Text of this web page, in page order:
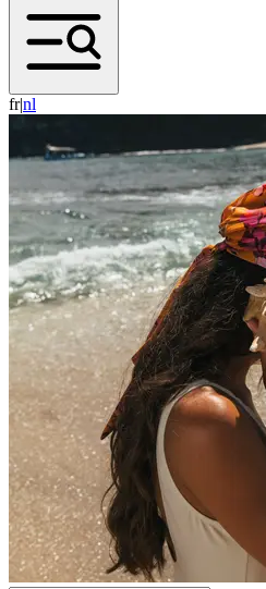
fr|nl
Chef In Residence
Séjour gourmand avec Sofie Dumont
du 29 septembre au 3 octobre à Vittel
J'en profite